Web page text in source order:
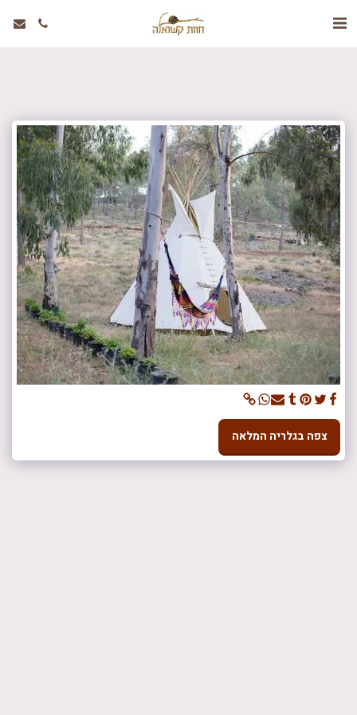
צפה בגלריה המלאה